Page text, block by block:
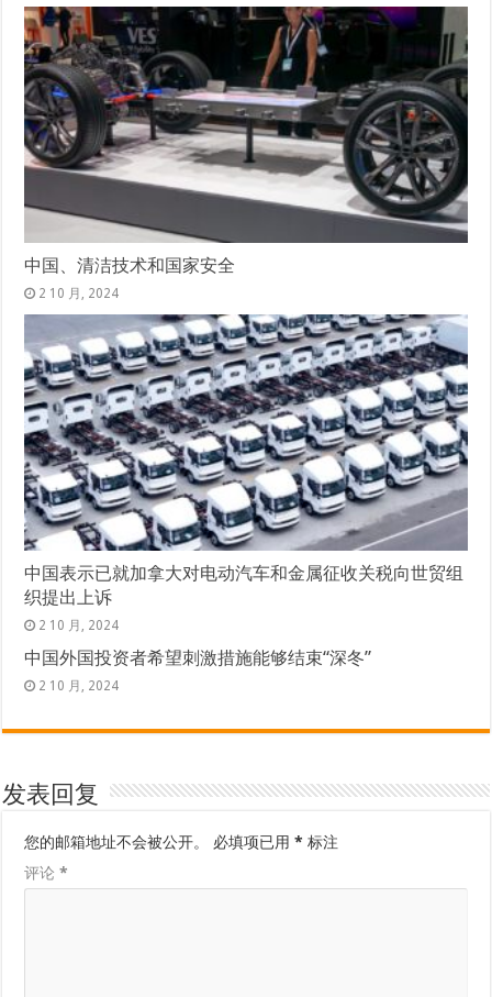
中国、清洁技术和国家安全
2 10 月, 2024
中国表示已就加拿大对电动汽车和金属征收关税向世贸组
织提出上诉
2 10 月, 2024
中国外国投资者希望刺激措施能够结束“深冬”
2 10 月, 2024
发表回复
您的邮箱地址不会被公开。 必填项已用* 标注
评论*